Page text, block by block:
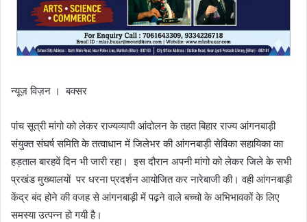
न्यूज़ विज़न । बक्सर
पांच सूत्री मांगो को लेकर राज्यव्यापी आंदोलन के तहत बिहार राज्य आंगनबाड़ी
संयुक्त संघर्ष समिति के तत्वाधान में जिलेभर की आंगनबाड़ी सेविका सहायिका का
हड़ताल बारहवें दिन भी जारी रहा। इस दौरान अपनी मांगो को लेकर जिले के सभी
प्रखंड मुख्यालयों पर धरना प्रदर्शन आयोजित कर नारेबाजी की। वही आंगनबाड़ी
केंद्र बंद होने की वजह से आंगनबाड़ी में पढ़ने वाले बच्चो के अभिभावकों के लिए
समस्या उत्पन्न हो गयी है।